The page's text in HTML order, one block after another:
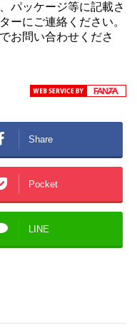
パッケージ等に記載さ
ーにご連絡ください。
お問い合わせくださ
Share
Pocket
LINE